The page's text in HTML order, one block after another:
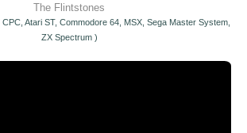
The Flintstones
Atari ST, Commodore 64, MSX, Sega Master System,
ZX Spectrum )